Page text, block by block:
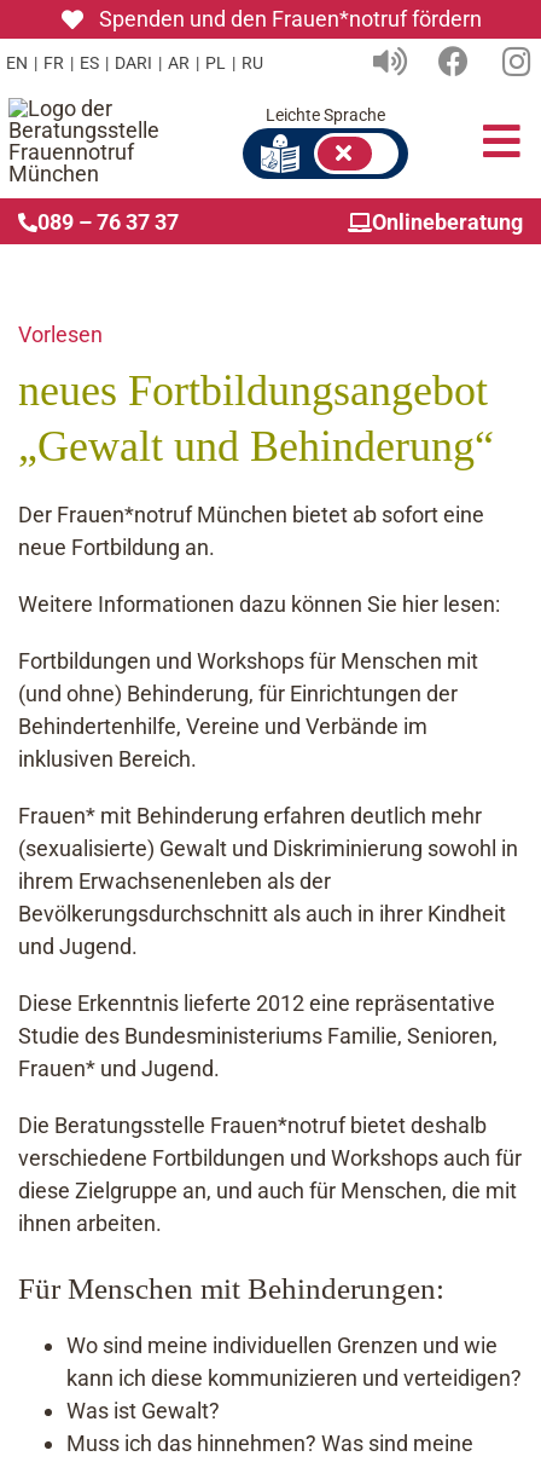
Spenden und den Frauen*notruf fördern
EN | FR | ES | DARI | AR | PL | RU
Leichte Sprache
089 – 76 37 37 Onlineberatung
Vorlesen
neues Fortbildungsangebot
„Gewalt und Behinderung“
Der Frauen*notruf München bietet ab sofort eine
neue Fortbildung an.
Weitere Informationen dazu können Sie hier lesen:
Fortbildungen und Workshops für Menschen mit
(und ohne) Behinderung, für Einrichtungen der
Behindertenhilfe, Vereine und Verbände im
inklusiven Bereich.
Frauen* mit Behinderung erfahren deutlich mehr
(sexualisierte) Gewalt und Diskriminierung sowohl in
ihrem Erwachsenenleben als der
Bevölkerungsdurchschnitt als auch in ihrer Kindheit
und Jugend.
Diese Erkenntnis lieferte 2012 eine repräsentative
Studie des Bundesministeriums Familie, Senioren,
Frauen* und Jugend.
Die Beratungsstelle Frauen*notruf bietet deshalb
verschiedene Fortbildungen und Workshops auch für
diese Zielgruppe an, und auch für Menschen, die mit
ihnen arbeiten.
Für Menschen mit Behinderungen:
Wo sind meine individuellen Grenzen und wie
kann ich diese kommunizieren und verteidigen?
Was ist Gewalt?
Muss ich das hinnehmen? Was sind meine